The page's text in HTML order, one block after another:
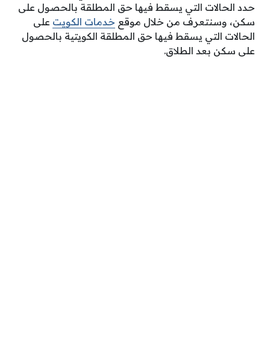
حدد الحالات التي يسقط فيها حق المطلقة بالحصول على
سكن، وسنتعرف من خلال موقع خدمات الكويت على
الحالات التي يسقط فيها حق المطلقة الكويتية بالحصول
على سكن بعد الطلاق.